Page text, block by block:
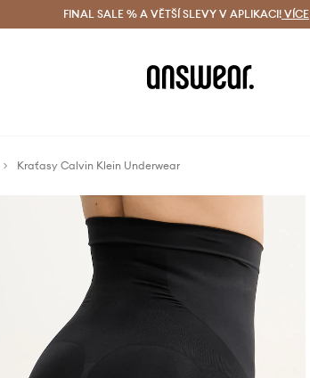
zdarma (od 1800 Kč) Doručení i do 24 h
FINAL SALE % A VĚTŠÍ SLEVY V APLIKACI! VÍCE
Kraťasy Calvin Klein Underwear